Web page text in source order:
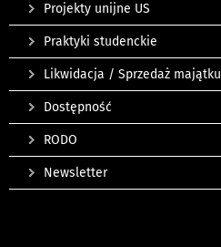
Projekty unijne US
Praktyki studenckie
Likwidacja / Sprzedaż majątku
Dostępność
RODO
Newsletter